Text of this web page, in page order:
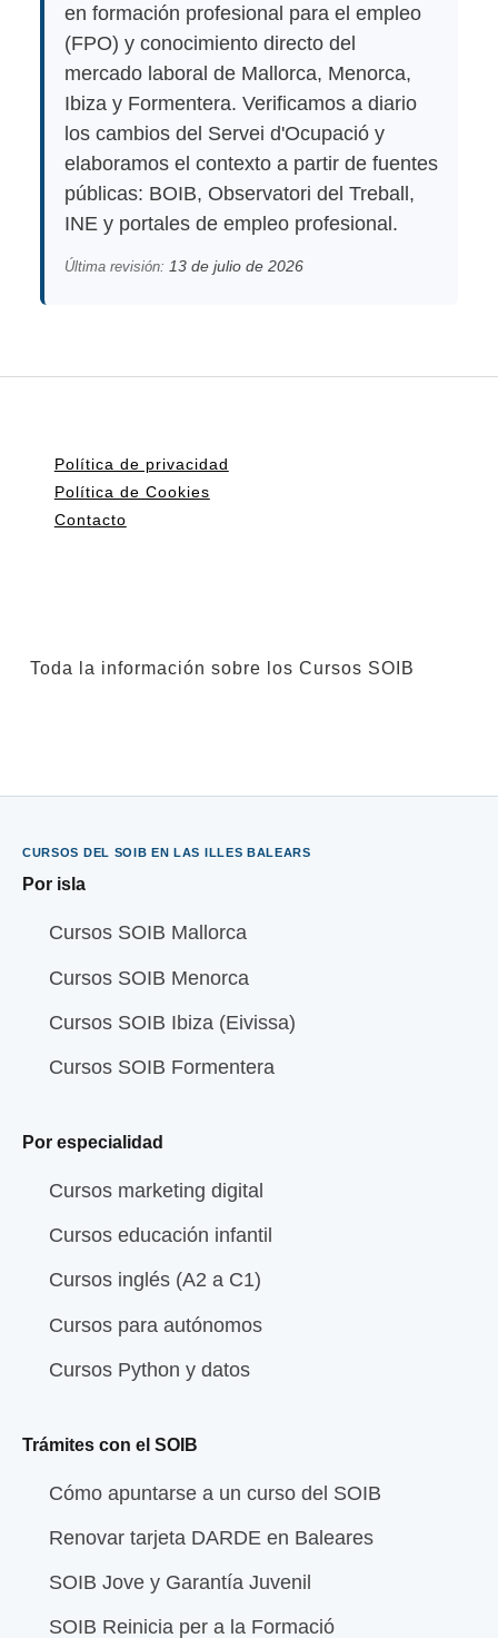
en formación profesional para el empleo
(FPO) y conocimiento directo del
mercado laboral de Mallorca, Menorca,
Ibiza y Formentera. Verificamos a diario
los cambios del Servei d'Ocupació y
elaboramos el contexto a partir de fuentes
públicas: BOIB, Observatori del Treball,
INE y portales de empleo profesional.
Última revisión: 13 de julio de 2026
Política de privacidad
Política de Cookies
Contacto
Toda la información sobre los Cursos SOIB
CURSOS DEL SOIB EN LAS ILLES BALEARS
Por isla
Cursos SOIB Mallorca
Cursos SOIB Menorca
Cursos SOIB Ibiza (Eivissa)
Cursos SOIB Formentera
Por especialidad
Cursos marketing digital
Cursos educación infantil
Cursos inglés (A2 a C1)
Cursos para autónomos
Cursos Python y datos
Trámites con el SOIB
Cómo apuntarse a un curso del SOIB
Renovar tarjeta DARDE en Baleares
SOIB Jove y Garantía Juvenil
SOIB Reinicia per a la Formació